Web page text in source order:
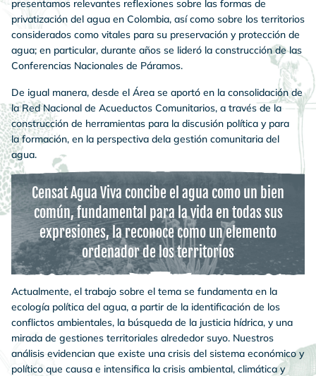
presentamos relevantes reflexiones sobre las formas de
privatización del agua en Colombia, así como sobre los territorios
considerados como vitales para su preservación y protección de
agua; en particular, durante años se lideró la construcción de las
Conferencias Nacionales de Páramos.
De igual manera, desde el Área se aportó en la consolidación de
la Red Nacional de Acueductos Comunitarios, a través de la
construcción de herramientas para la discusión política y para
la formación, en la perspectiva dela gestión comunitaria del
agua.
Censat Agua Viva concibe el agua como un bien
común, fundamental para la vida en todas sus
expresiones, la reconoce como un elemento
ordenador de los territorios
Actualmente, el trabajo sobre el tema se fundamenta en la
ecología política del agua, a partir de la identificación de los
conflictos ambientales, la búsqueda de la justicia hídrica, y una
mirada de gestiones territoriales alrededor suyo. Nuestros
análisis evidencian que existe una crisis del sistema económico y
político que causa e intensifica la crisis ambiental, climática y